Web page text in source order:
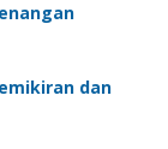
dan